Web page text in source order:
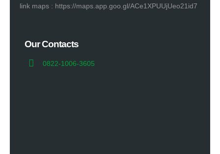
link maps : https://maps.app.goo.gl/ACe1XPUUjUeo21id7
Our Contacts
0822-1006-3605